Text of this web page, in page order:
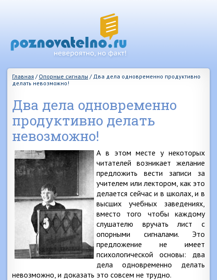
Главная / Опорные сигналы / Два дела одновременно продуктивно
делать невозможно!
Два дела одновременно
продуктивно делать
невозможно!
А в этом месте у некоторых
читателей возникает желание
предложить вести записи за
учителем или лектором, как это
делается сейчас и в школах, и в
высших учебных заведениях,
вместо того чтобы каждому
слушателю вручать лист с
опорными сигналами. Это
предложение не имеет
психологической основы: два
дела одновременно делать
невозможно, и доказать это совсем не трудно.